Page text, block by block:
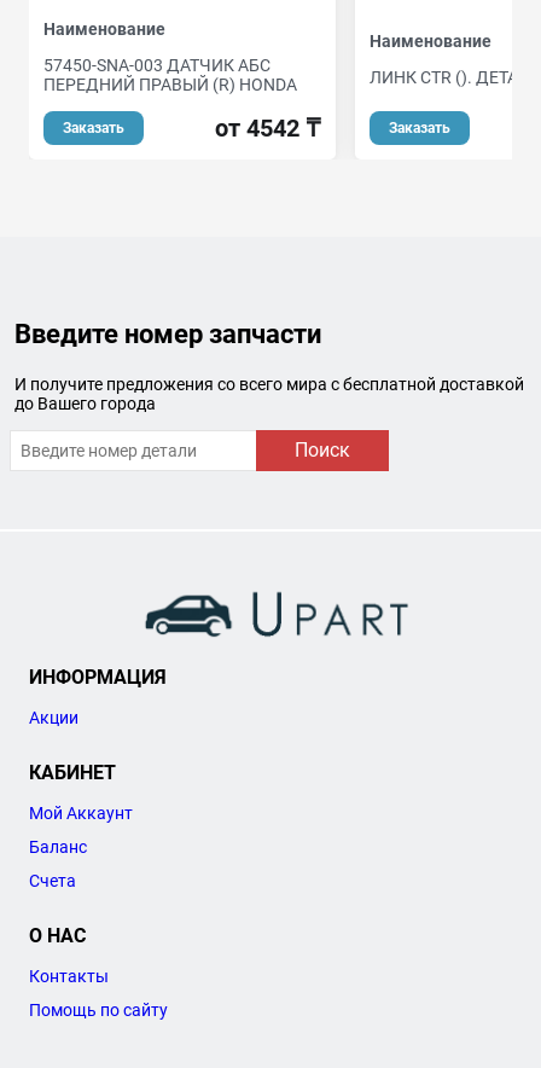
Наименование
57450-SNA-003 ДАТЧИК АБС
ПЕРЕДНИЙ ПРАВЫЙ (R) HONDA
Заказать от 4542 ₸
Наименование
ЛИНК CTR ().
Заказать
Введите номер запчасти
И получите предложения со всего мира с бесплатной доставкой
до Вашего города
Поиск
ИНФОРМАЦИЯ
Акции
КАБИНЕТ
Мой Аккаунт
Баланс
Счета
О НАС
Контакты
Помощь по сайту